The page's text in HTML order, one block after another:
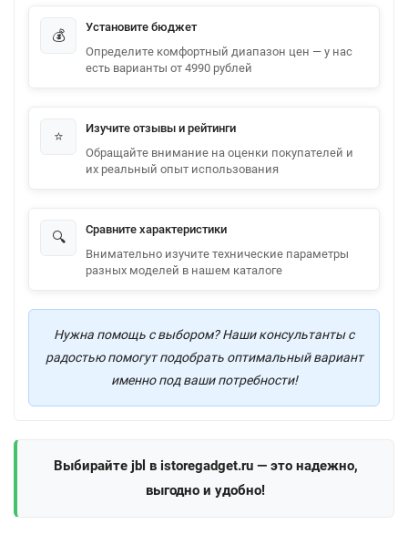
💰
Установите бюджет
Определите комфортный диапазон цен — у нас
есть варианты от 4990 рублей
⭐
Изучите отзывы и рейтинги
Обращайте внимание на оценки покупателей и
их реальный опыт использования
🔍
Сравните характеристики
Внимательно изучите технические параметры
разных моделей в нашем каталоге
Нужна помощь с выбором? Наши консультанты с
радостью помогут подобрать оптимальный вариант
именно под ваши потребности!
Выбирайте jbl в istoregadget.ru — это надежно,
выгодно и удобно!